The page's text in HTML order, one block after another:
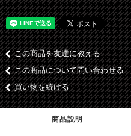
この商品を友達に教える
この商品について問い合わせる
買い物を続ける
商品説明